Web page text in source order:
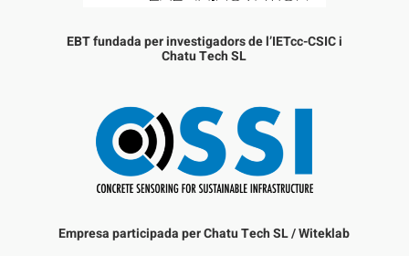
EBT fundada per investigadors de l’IETcc-CSIC i
Chatu Tech SL
Empresa participada per Chatu Tech SL / Witeklab